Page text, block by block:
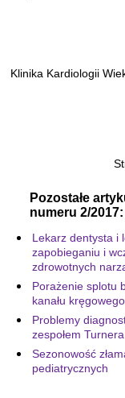
Klinika Kardiologii
Pozostałe
numeru 2/2017:
Lekarz dentysta i
zapobieganiu i
zdrowotnych
Porażenie splotu
kanału
Problemy
zespołem
Sezonowość
pediatrycznych